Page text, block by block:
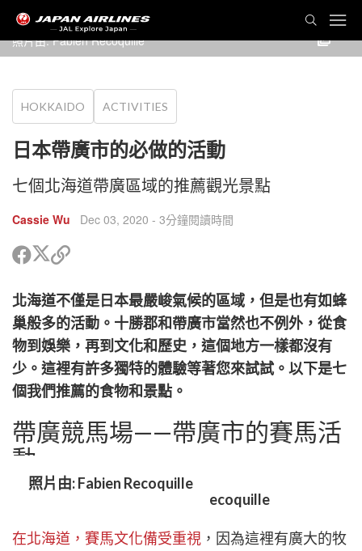
照片由: Fabien Recoquille
HOKKAIDO ACTIVITIES
日本帶廣市的必做的活動
七個北海道帶廣區域的推薦觀光景點
Cassie Wu Dec 03, 2020 - 3分鐘閱讀時間
分
Facebook
分
享
Twitter
複
接
以
分
享
北海道不僅是日本最嚴峻氣候的區域，但是也有如蜂
巢般多的活動。十勝郡和帶廣市當然也不例外，從食
物到娛樂，再到文化和歷史，這個地方一樣都沒有
少。這裡有許多獨特的體驗等著您來試試。以下是七
個我們推薦的食物和景點。
帶廣競馬場——帶廣市的賽馬活
動
照片由: Fabien Recoquille
在北海道，賽馬文化備受重視 ，因為這裡有廣大的牧